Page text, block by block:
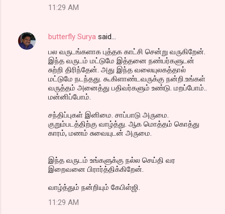
11:29 AM
butterfly Surya said…
பல வருடங்களாக புத்தக காட்சி சென்று வருகிறேன்.
இந்த வருடம் மட்டுமே இத்தனை நண்பர்களுடன்
சுற்றி திரிந்தேன். அது இந்த வலையுலகத்தால்
மட்டுமே நடந்தது. கூகிளாண்டவருக்கு நன்றி.உங்கள்
வருத்தம் அனைத்து பதிவர்களும் உண்டு. மறப்போம்..
மன்னிப்போம்.
சந்திப்புகள் இனிமை. சாப்பாடு அருமை.
குறும்படத்திற்கு வாழ்த்து. ஆக மொத்தம் கொத்து
காரம், மணம் சுவையுடன் அருமை.
இந்த வருடம் உங்களுக்கு நல்ல செய்தி வர
இறைவனை பிரார்த்திக்கிறேன்.
வாழ்த்தும் நன்றியும் கேபிள்ஜி.
11:29 AM